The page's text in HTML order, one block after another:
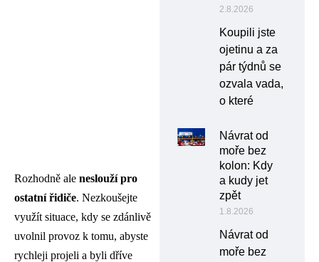
Rozhodně ale neslouží pro
ostatní řidiče. Nezkoušejte
využít situace, kdy se zdánlivě
uvolnil provoz k tomu, abyste
rychleji projeli a byli dříve
2.8.2026
Koupili jste
ojetinu a za
pár týdnů se
ozvala vada,
o které
Návrat od
moře bez
kolon: Kdy
a kudy jet
zpět
1.8.2026
Návrat od
moře bez